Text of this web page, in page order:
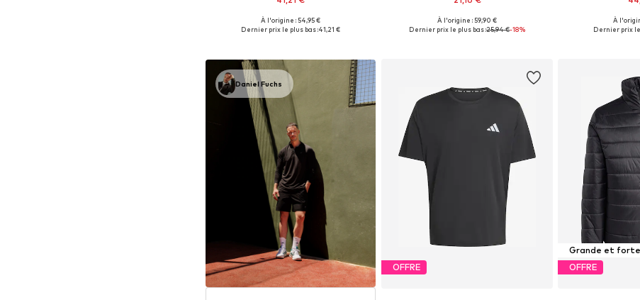
+2
Tailles disponibles: XS, S, M, L
À l'origine : 54,95 €
Dernier prix le plus bas :41,21 €
Tailles disponibles: S, M, L, XL
À l'origine : 59,90 €
Dernier prix le plus bas :25,94 €-18%
Tailles disponibles:
À
Dernier prix le
Daniel Fuchs
OFFRE
Grande et forte
OFFRE